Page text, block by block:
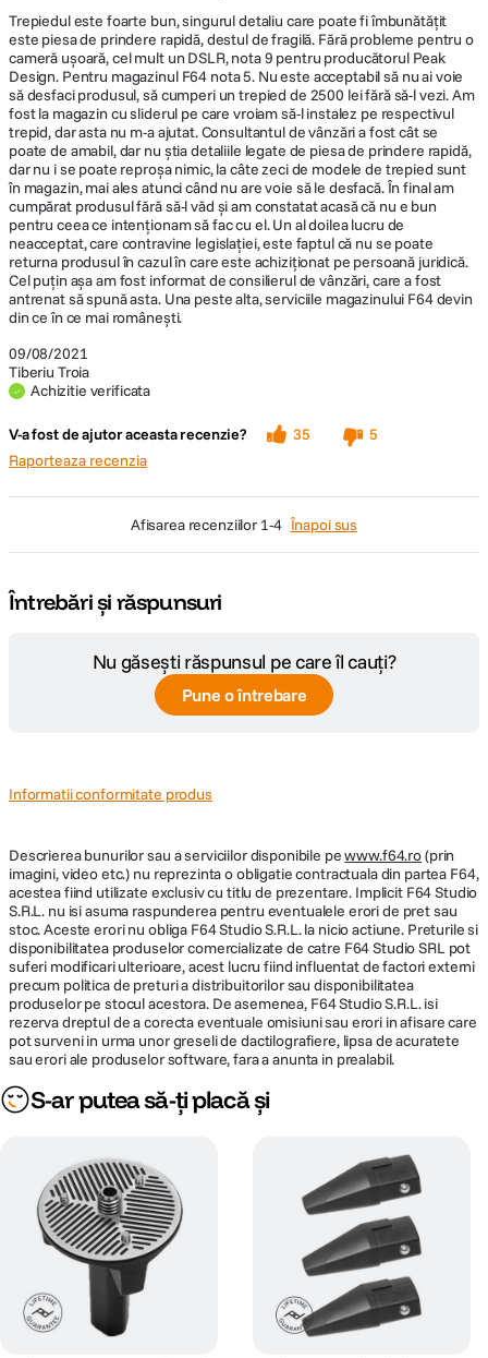
09/08/2021
Tiberiu Troia
Achizitie verificata
Trepiedul este foarte bun, singurul detaliu care poate fi îmbunătățit
este piesa de prindere rapidă, destul de fragilă. Fără probleme pentru o
cameră ușoară, cel mult un DSLR, nota 9 pentru producătorul Peak
Design. Pentru magazinul F64 nota 5. Nu este acceptabil să nu ai voie
să desfaci produsul, să cumperi un trepied de 2500 lei fără să-l vezi. Am
fost la magazin cu sliderul pe care vroiam să-l instalez pe respectivul
trepid, dar asta nu m-a ajutat. Consultantul de vânzări a fost cât se
poate de amabil, dar nu știa detaliile legate de piesa de prindere rapidă,
dar nu i se poate reproșa nimic, la câte zeci de modele de trepied sunt
în magazin, mai ales atunci când nu are voie să le desfacă. În final am
cumpărat produsul fără să-l văd și am constatat acasă că nu e bun
pentru ceea ce intenționam să fac cu el. Un al doilea lucru de
neacceptat, care contravine legislației, este faptul că nu se poate
returna produsul în cazul în care este achiziționat pe persoană juridică.
Cel puțin așa am fost informat de consilierul de vânzări, care a fost
antrenat să spună asta. Una peste alta, serviciile magazinului F64 devin
din ce în ce mai românești.
V-a fost de ajutor aceasta recenzie? 35
5
Raporteaza recenzia
afisarea recenziilor 1-4 Înapoi sus
Întrebări și răspunsuri
Nu găsești răspunsul pe care îl cauți?
Pune o întrebare
Informatii conformitate produs
Descrierea bunurilor sau a serviciilor disponibile pewww.f64.ro(prin
imagini, video etc.) nu reprezinta o obligatie contractuala din partea F64,
acestea fiind utilizate exclusiv cu titlu de prezentare. Implicit F64 Studio
S.R.L. nu isi asuma raspunderea pentru eventualele erori de pret sau
stoc. Aceste erori nu obliga F64 Studio S.R.L. la nicio actiune. Preturile si
disponibilitatea produselor comercializate de catre F64 Studio SRL pot
suferi modificari ulterioare, acest lucru fiind influentat de factori externi
precum politica de preturi a distribuitorilor sau disponibilitatea
produselor pe stocul acestora. De asemenea, F64 Studio S.R.L. isi
rezerva dreptul de a corecta eventuale omisiuni sau erori in afisare care
pot surveni in urma unor greseli de dactilografiere, lipsa de acuratete
sau erori ale produselor software, fara a anunta in prealabil.
S-ar putea să-ți placă și